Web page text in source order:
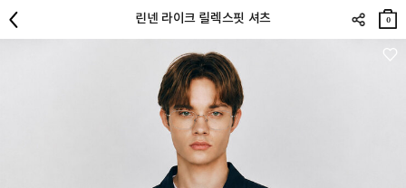
린넨 라이크 릴렉스핏 셔츠
장바
구니
0